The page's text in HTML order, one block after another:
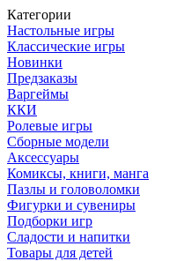
Категории
Настольные игры
Классические игры
Новинки
Предзаказы
Варгеймы
ККИ
Ролевые игры
Сборные модели
Аксессуары
Комиксы, книги, манга
Пазлы и головоломки
Фигурки и сувениры
Подборки игр
Сладости и напитки
Товары для детей